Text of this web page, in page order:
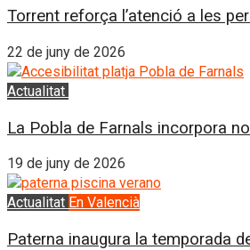
Torrent reforça l’atenció a les
22 de juny de 2026
Actualitat
La Pobla de Farnals incorpora
19 de juny de 2026
Actualitat En Valencià
Paterna inaugura la temporada